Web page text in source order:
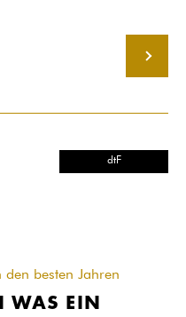
dtF
besten Jahren
WAS EIN